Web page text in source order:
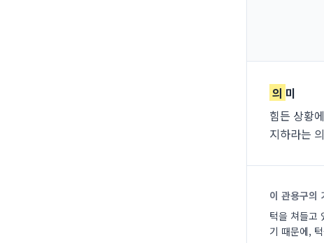
의 미
힘든 상황
지하라는
이 관용구의
턱을 쳐들고
기 때문에,